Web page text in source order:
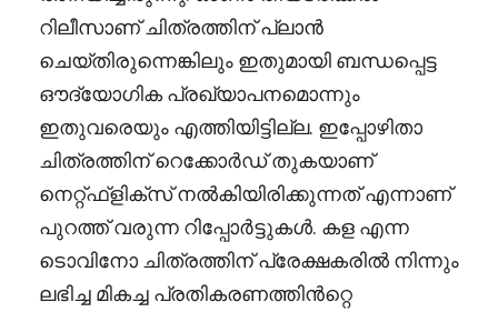
റിലീസാണ് ചിത്രത്തിന് പ്ലാൻ
ചെയ്തിരുന്നെങ്കിലും ഇതുമായി ബന്ധപ്പെട്ട
ഔദ്യോഗിക പ്രഖ്യാപനമൊന്നും
ഇതുവരെയും എത്തിയിട്ടില്ല. ഇപ്പോഴിതാ
ചിത്രത്തിന് റെക്കോർഡ് തുകയാണ്
നെറ്റ്ഫ്ളിക്സ് നൽകിയിരിക്കുന്നത് എന്നാണ്
പുറത്ത് വരുന്ന റിപ്പോർട്ടുകൾ. കള എന്ന
ടൊവിനോ ചിത്രത്തിന് പ്രേക്ഷകരിൽ നിന്നും
ലഭിച്ച മികച്ച പ്രതികരണത്തിൻറ്റെ